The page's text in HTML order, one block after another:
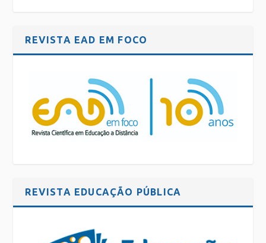
REVISTA EAD EM FOCO
REVISTA EDUCAÇÃO PÚBLICA